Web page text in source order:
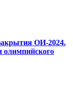
ОИ-2024.
олимпийского